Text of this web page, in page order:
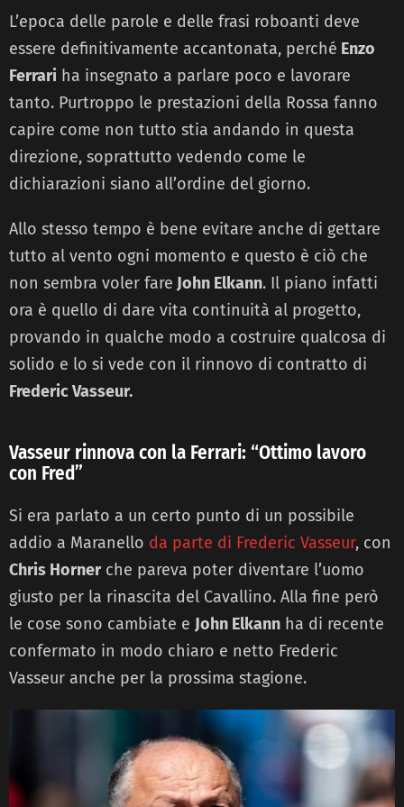
L’epoca delle parole e delle frasi roboanti deve
essere definitivamente accantonata, perché Enzo
Ferrari ha insegnato a parlare poco e lavorare
tanto. Purtroppo le prestazioni della Rossa fanno
capire come non tutto stia andando in questa
direzione, soprattutto vedendo come le
dichiarazioni siano all’ordine del giorno.
Allo stesso tempo è bene evitare anche di gettare
tutto al vento ogni momento e questo è ciò che
non sembra voler fare John Elkann. Il piano infatti
ora è quello di dare vita continuità al progetto,
provando in qualche modo a costruire qualcosa di
solido e lo si vede con il rinnovo di contratto di
Frederic Vasseur.
Vasseur rinnova con la Ferrari: “Ottimo lavoro
con Fred”
Si era parlato a un certo punto di un possibile
addio a Maranello da parte di Frederic Vasseur, con
Chris Hornerche pareva poter diventare l’uomo
giusto per la rinascita del Cavallino. Alla fine però
le cose sono cambiate e John Elkann ha di recente
confermato in modo chiaro e netto Frederic
Vasseur anche per la prossima stagione.